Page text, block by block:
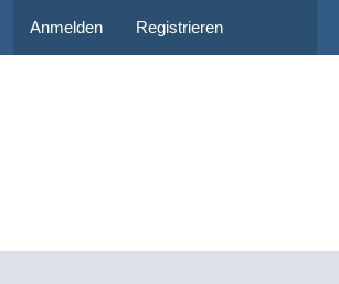
Anmelden Registrieren